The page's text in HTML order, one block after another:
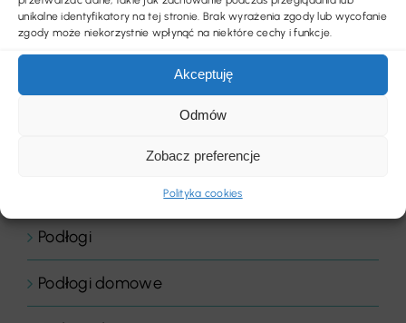
unikalne identyfikatory na tej stronie. Brak wyrażenia zgody lub wycofanie
zgody może niekorzystnie wpłynąć na niektóre cechy i funkcje.
Akceptuję
Odmów
Zobacz preferencje
Polityka cookies
Panele drewniane
Parkiety
Placówki edukacyjne
Podłogi
Podłogi domowe